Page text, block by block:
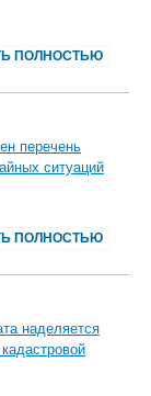
ПОЛНОСТЬЮ
перечень
ситуаций
ПОЛНОСТЬЮ
наделяется